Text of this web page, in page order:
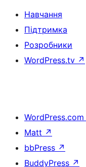
Навчання
Підтримка
Розробники
WordPress.tv ↗
WordPress.com
Matt ↗
bbPress ↗
BuddyPress ↗